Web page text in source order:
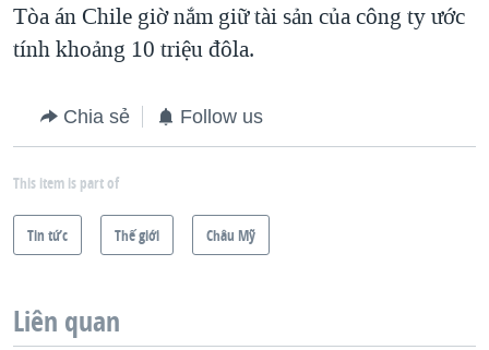
Tòa án Chile giờ nắm giữ tài sản của công ty ước
tính khoảng 10 triệu đôla.
Chia sẻ Follow us
This item is part of
Tin tức Thế giới Châu Mỹ
Liên quan